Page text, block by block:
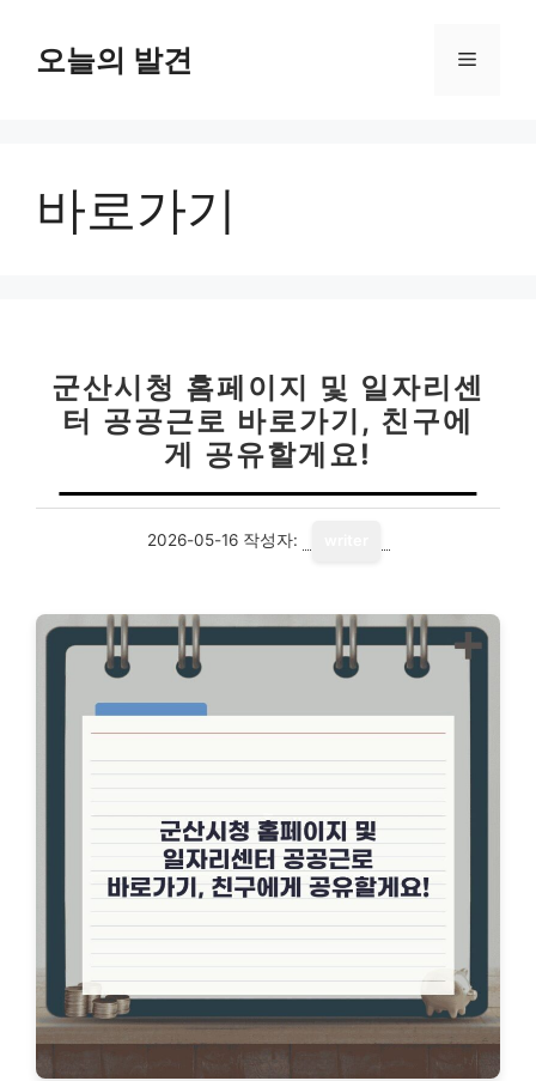
오늘의 발견 메
바로가기
군산시청 홈페이지 및 일자리센
터 공공근로 바로가기, 친구에
게 공유할게요!
2026-05-16 작성자: